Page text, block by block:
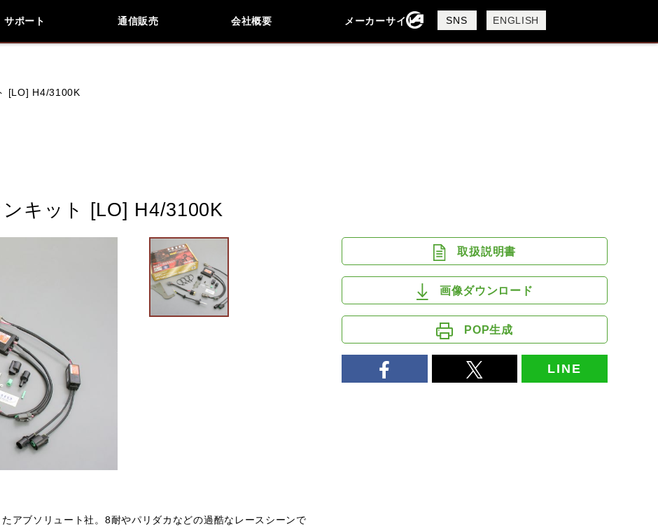
サポート 通信販売 会社概要
会社概要
採用情報
メーカーサイト SNS ENGLISH
[LO] H4/3100K
キット [LO] H4/3100K
アブソリュート社。8耐やパリダカなどの過酷なレースシーンで
取扱説明書
画像ダウンロード
POP生成
LINE